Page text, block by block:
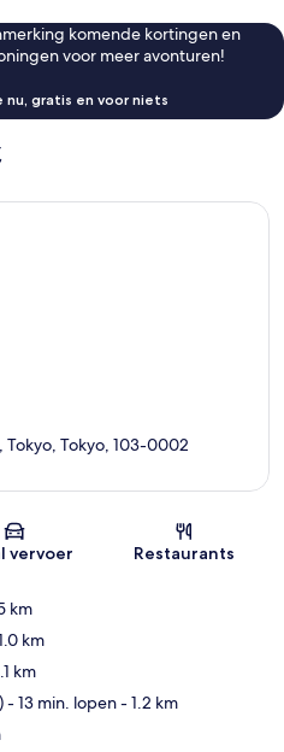
komende kortingen en
voor meer avonturen!
nu, gratis en voor niets
Kaart
Tokyo, Tokyo, 103-0002
vervoer Restaurants
km
km
km
- 13 min. lopen- 1.2 km